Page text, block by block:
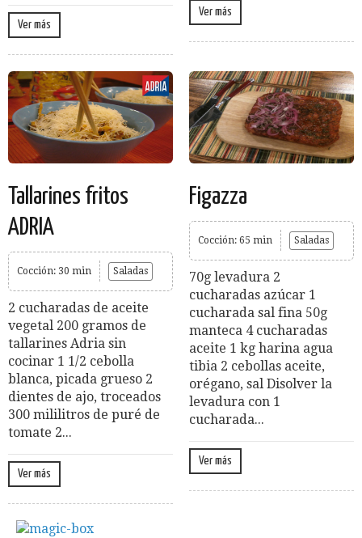
Ver más
Ver más
Tallarines fritos
ADRIA
Cocción: 30 min Saladas
2 cucharadas de aceite
vegetal 200 gramos de
tallarines Adria sin
cocinar 1 1/2 cebolla
blanca, picada grueso 2
dientes de ajo, troceados
300 mililitros de puré de
tomate 2...
Ver más
Figazza
Cocción: 65 min Saladas
70g levadura 2
cucharadas azúcar 1
cucharada sal fina 50g
manteca 4 cucharadas
aceite 1 kg harina agua
tibia 2 cebollas aceite,
orégano, sal Disolver la
levadura con 1
cucharada...
Ver más